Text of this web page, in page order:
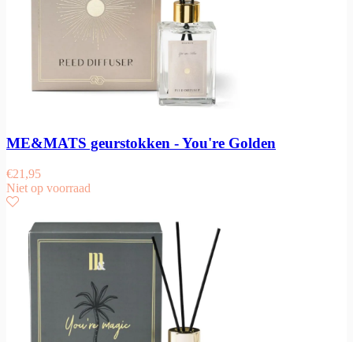
ME&MATS geurstokken - You're Golden
€21,95
Niet op voorraad